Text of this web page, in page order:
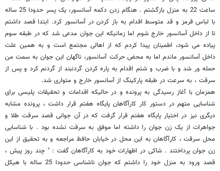
ساعت 22 به منزل بازگشتم . هنگام زدن دکمه آسانسور، یک پسر حدودا 25 ساله
با لباس قرمز و قد متوسط اقدام به باز کردن در آسانسور کرد. ابتدا قصد داشتم
تا از داخل آسانسور خارج شوم اما زمانیکه این جوان مدعی شد که در طبقه سوم
پیاده می شود، اطمینان پیدا کردم که از اهالی مجتمع است و به همین علت
داخل آسانسور ماندم اما به محض حرکت آسانسور، ناگهان این جوان به سمت من
حمله ور شد و با ضرب و شتم اقدام به پاره کردن گردنبند از گردنم کرد و پس از
سرقت ، به سرعت در طبقه پارکینگ از آسانسور خارج و متواری شد.
همزمان با آغاز رسیدگی به پرونده و در حالیکه اقدامات و تحقیقات پلیسی برای
شناسایی متهم در دستور کار کارآگاهان پایگاه هفتم قرار داشت ، پرونده مشابه
دیگری نیز در اختیار پایگاه هفتم قرار گرفت که در آن جوانی قصد سرقت طلا و
جواهرات از یک زن جوان را داشته اما موفق به سرقت نشده بود . با شناسایی
محل سرقت ، کارآگاهان به این محل در خیابان حافظ مراجعه و به تحقیق از این
زن جوان پرداختند . شاکی در اظهارات خود به کارآگاهان گفت : " چند روز پیش ،
قصد ورود به منزل خود را داشتم که جوان ناشناسی حدودا 25 ساله با هیکل